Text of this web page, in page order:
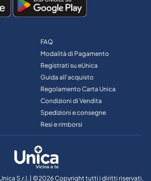
FAQ
Modalità di Pagamento
Registrati su eUnica
Guida all’acquisto
Regolamento Carta Unica
Condizioni di Vendita
Spedizioni e consegne
Resi e rimborsi
S.r.l. | ©2026 Copyright tutti i diritti riservati.